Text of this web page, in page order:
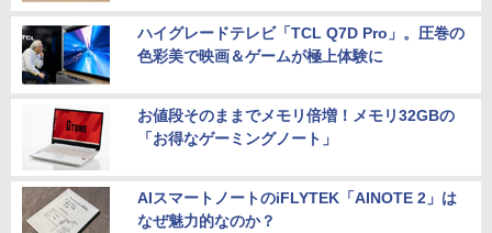
ハイグレードテレビ「TCL Q7D Pro」。圧巻の
色彩美で映画＆ゲームが極上体験に
お値段そのままでメモリ倍増！メモリ32GBの
「お得なゲーミングノート」
AIスマートノートのiFLYTEK「AINOTE 2」は
なぜ魅力的なのか？